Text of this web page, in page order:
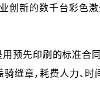
创新的数千台彩色
预先印刷的标准合
缝章，耗费人力、时